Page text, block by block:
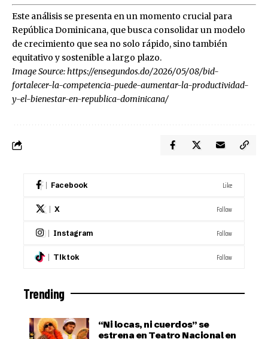
Este análisis se presenta en un momento crucial para
República Dominicana, que busca consolidar un modelo
de crecimiento que sea no solo rápido, sino también
equitativo y sostenible a largo plazo.
Image Source:https://ensegundos.do/2026/05/08/bid-
fortalecer-la-competencia-puede-aumentar-la-productividad-
y-el-bienestar-en-republica-dominicana/
Facebook Like
X Follow
Instagram Follow
Tiktok Follow
Trending
“Ni locas, ni cuerdos” se
estrena en Teatro Nacional en